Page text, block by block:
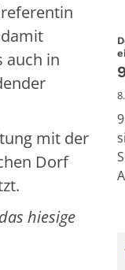
auch in
mit der
Dorf
hiesige